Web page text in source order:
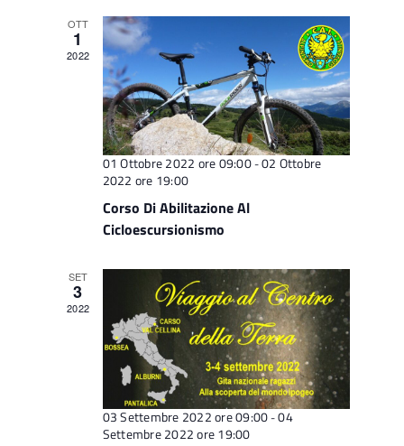
v
i
s
t
e
N
a
z
i
o
n
e
z
i
o
n
e
OTT
1
2022
01 Ottobre 2022 ore 09:00-02 Ottobre
2022 ore 19:00
Corso Di Abilitazione Al
Cicloescursionismo
SET
3
2022
03 Settembre 2022 ore 09:00-04
Settembre 2022 ore 19:00